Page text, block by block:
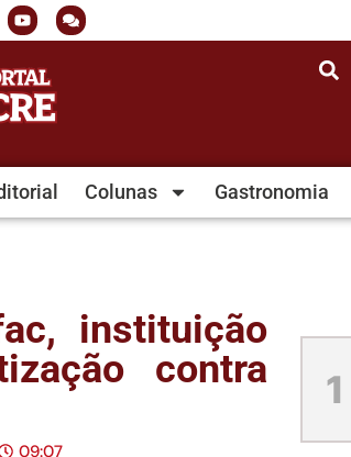
Colunas Gastronomia
instituição
contra
09:07
1